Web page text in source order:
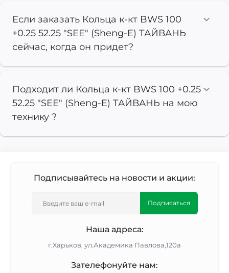
Если заказать Кольца к-кт BWS 100
+0.25 52.25 "SEE" (Sheng-E) ТАЙВАНЬ
сейчас, когда он придет?
Подходит ли Кольца к-кт BWS 100 +0.25
52.25 "SEE" (Sheng-E) ТАЙВАНЬ на мою
технику ?
Подписывайтесь на новости и акции:
Подписаться
Наша адреса:
г.Харьков, ул.Академика Павлова,120а
Зателефонуйте нам: